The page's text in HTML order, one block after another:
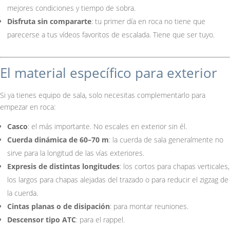
mejores condiciones y tiempo de sobra.
Disfruta sin compararte: tu primer día en roca no tiene que
parecerse a tus vídeos favoritos de escalada. Tiene que ser tuyo.
El material específico para exterior
Si ya tienes equipo de sala, solo necesitas complementarlo para
empezar en roca:
Casco: el más importante. No escales en exterior sin él.
Cuerda dinámica de 60–70 m: la cuerda de sala generalmente no
sirve para la longitud de las vías exteriores.
Expresis de distintas longitudes: los cortos para chapas verticales,
los largos para chapas alejadas del trazado o para reducir el zigzag de
la cuerda.
Cintas planas o de disipación: para montar reuniones.
Descensor tipo ATC: para el rappel.